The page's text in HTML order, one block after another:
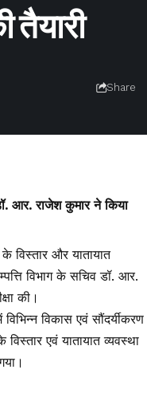
तैयारी
Share
आर. राजेश कुमार ने किया
विस्तार और यातायात
विभाग के सचिव डॉ. आर.
की।
विकास एवं सौंदर्यीकरण
एवं यातायात व्यवस्था